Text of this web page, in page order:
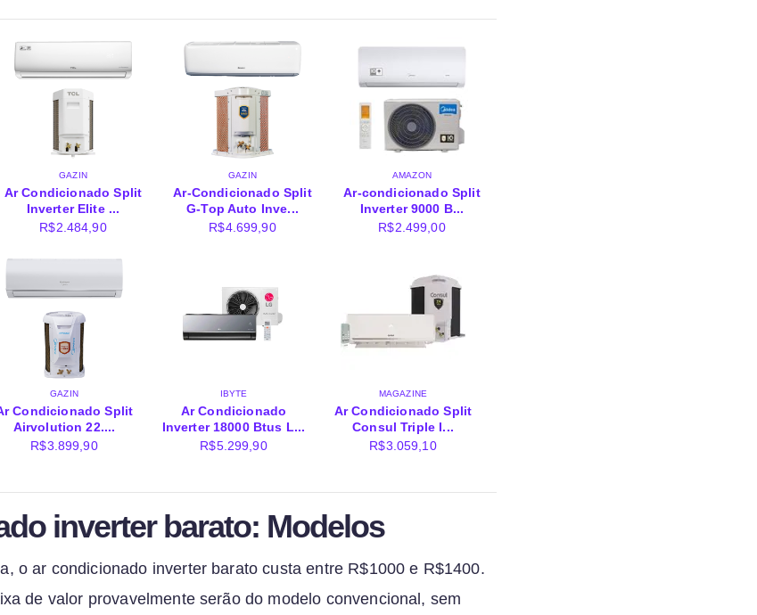
GAZIN
Ar Condicionado Split
Inverter Elite ...
R$2.484,90
GAZIN
Ar-Condicionado Split
G-Top Auto Inve...
R$4.699,90
AMAZON
Ar-condicionado Split
Inverter 9000 B...
R$2.499,00
GAZIN
Condicionado Split
Airvolution 22....
R$3.899,90
IBYTE
Ar Condicionado
Inverter 18000 Btus L...
R$5.299,90
MAGAZINE
Ar Condicionado Split
Consul Triple I...
R$3.059,10
inverter barato: Modelos
o ar condicionado inverter barato custa entre R$1000 e R$1400.
de valor provavelmente serão do modelo convencional, sem